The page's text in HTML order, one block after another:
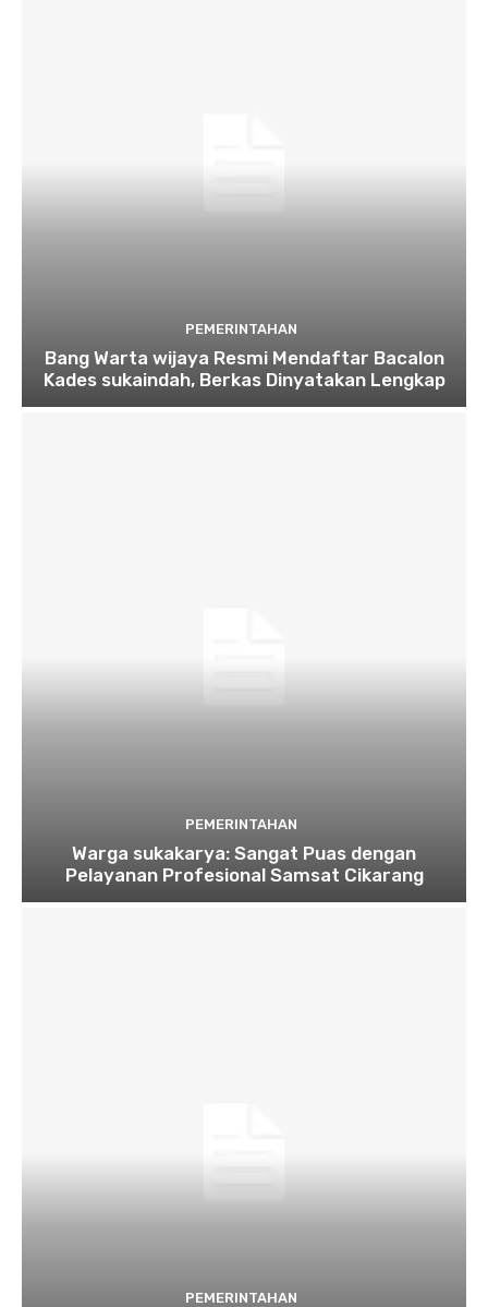
PEMERINTAHAN
Bang Warta wijaya Resmi Mendaftar Bacalon
Kades sukaindah, Berkas Dinyatakan Lengkap
PEMERINTAHAN
Warga sukakarya: Sangat Puas dengan
Pelayanan Profesional Samsat Cikarang
PEMERINTAHAN